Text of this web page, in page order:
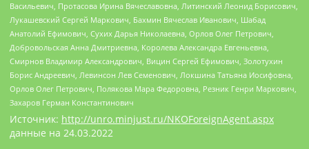
Васильевич, Протасова Ирина Вячеславовна, Литинский Леонид Борисович,
Лукашевский Сергей Маркович, Бахмин Вячеслав Иванович, Шабад
Анатолий Ефимович, Сухих Дарья Николаевна, Орлов Олег Петрович,
Добровольская Анна Дмитриевна, Королева Александра Евгеньевна,
Смирнов Владимир Александрович, Вицин Сергей Ефимович, Золотухин
Борис Андреевич, Левинсон Лев Семенович, Локшина Татьяна Иосифовна,
Орлов Олег Петрович, Полякова Мара Федоровна, Резник Генри Маркович,
Захаров Герман Константинович
Источник: http://unro.minjust.ru/NKOForeignAgent.aspx
данные на 24.03.2022